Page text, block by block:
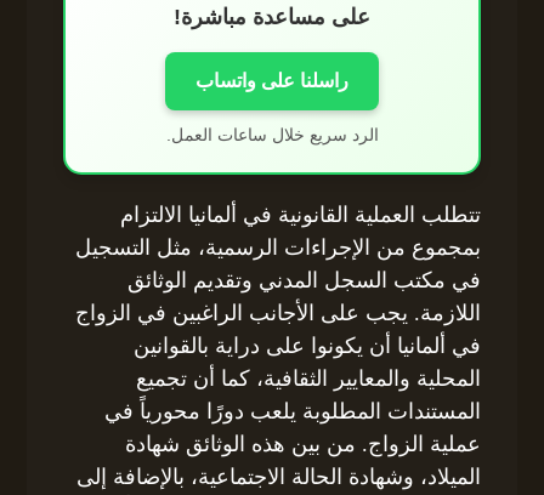
على مساعدة مباشرة!
راسلنا على واتساب
الرد سريع خلال ساعات العمل.
تتطلب العملية القانونية في ألمانيا الالتزام
بمجموع من الإجراءات الرسمية، مثل التسجيل
في مكتب السجل المدني وتقديم الوثائق
اللازمة. يجب على الأجانب الراغبين في الزواج
في ألمانيا أن يكونوا على دراية بالقوانين
المحلية والمعايير الثقافية، كما أن تجميع
المستندات المطلوبة يلعب دورًا محورياً في
عملية الزواج. من بين هذه الوثائق شهادة
الميلاد، وشهادة الحالة الاجتماعية، بالإضافة إلى